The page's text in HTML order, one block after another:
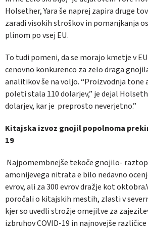
Holsether, Yara še naprej zapira druge
zaradi visokih stroškov in pomanjkanja
plinom po vsej EU.
To tudi pomeni, da se morajo kmetje v
cenovno konkurenco za zelo draga
analitikov še na voljo. “Proizvodnja tone
poleti stala 110 dolarjev,” je dejal
dolarjev, kar je preprosto neverjetno.”
Kitajska izvoz gnojil popolnoma
19
Najpomembnejše tekoče gnojilo-
amonijevega nitrata e bilo nedavno
evrov, ali za 300 evrov dražje kot
poročali o kitajskih mestih, zlasti v
kjer so uvedli strožje omejitve za
izbruhov COVID-19 in najnovejše